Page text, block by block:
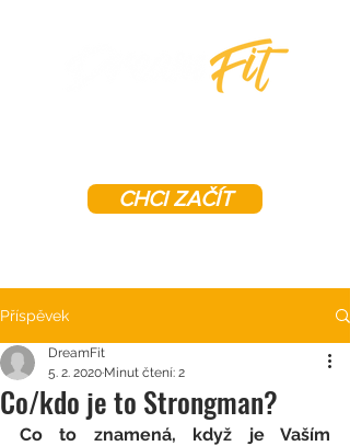
CHCI ZAČÍT
Příspěvek
Co/kdo je to Strongman?
DreamFit
5. 2. 2020 Minut čtení: 2
Co to znamená, když je Vaším